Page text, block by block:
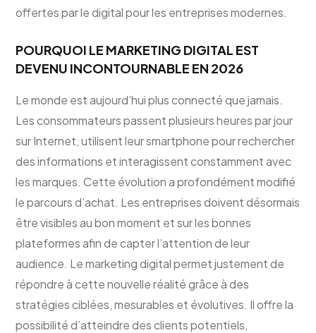
offertes par le digital pour les entreprises modernes.
POURQUOI LE MARKETING DIGITAL EST
DEVENU INCONTOURNABLE EN 2026
Le monde est aujourd’hui plus connecté que jamais.
Les consommateurs passent plusieurs heures par jour
sur Internet, utilisent leur smartphone pour rechercher
des informations et interagissent constamment avec
les marques. Cette évolution a profondément modifié
le parcours d’achat. Les entreprises doivent désormais
être visibles au bon moment et sur les bonnes
plateformes afin de capter l’attention de leur
audience. Le marketing digital permet justement de
répondre à cette nouvelle réalité grâce à des
stratégies ciblées, mesurables et évolutives. Il offre la
possibilité d’atteindre des clients potentiels,